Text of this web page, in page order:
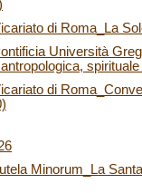
di Roma_La
Università
di
Minorum_La